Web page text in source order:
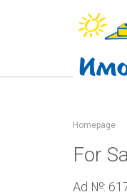
Homepage
For
Ad №: